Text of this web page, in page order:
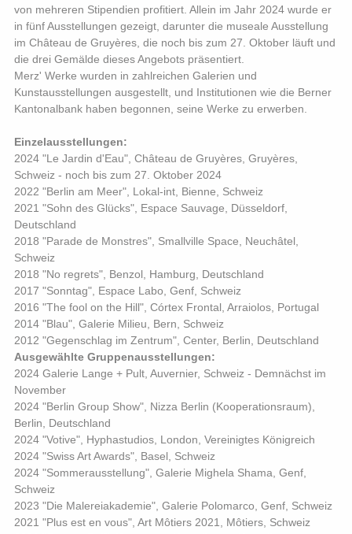
von mehreren Stipendien profitiert. Allein im Jahr 2024 wurde er
in fünf Ausstellungen gezeigt, darunter die museale Ausstellung
im Château de Gruyères, die noch bis zum 27. Oktober läuft und
die drei Gemälde dieses Angebots präsentiert.
Merz' Werke wurden in zahlreichen Galerien und
Kunstausstellungen ausgestellt, und Institutionen wie die Berner
Kantonalbank haben begonnen, seine Werke zu erwerben.
Einzelausstellungen:
2024 "Le Jardin d'Eau", Château de Gruyères, Gruyères,
Schweiz - noch bis zum 27. Oktober 2024
2022 "Berlin am Meer", Lokal-int, Bienne, Schweiz
2021 "Sohn des Glücks", Espace Sauvage, Düsseldorf,
Deutschland
2018 "Parade de Monstres", Smallville Space, Neuchâtel,
Schweiz
2018 "No regrets", Benzol, Hamburg, Deutschland
2017 "Sonntag", Espace Labo, Genf, Schweiz
2016 "The fool on the Hill", Córtex Frontal, Arraiolos, Portugal
2014 "Blau", Galerie Milieu, Bern, Schweiz
2012 "Gegenschlag im Zentrum", Center, Berlin, Deutschland
Ausgewählte Gruppenausstellungen:
2024 Galerie Lange + Pult, Auvernier, Schweiz - Demnächst im
November
2024 "Berlin Group Show", Nizza Berlin (Kooperationsraum),
Berlin, Deutschland
2024 "Votive", Hyphastudios, London, Vereinigtes Königreich
2024 "Swiss Art Awards", Basel, Schweiz
2024 "Sommerausstellung", Galerie Mighela Shama, Genf,
Schweiz
2023 "Die Malereiakademie", Galerie Polomarco, Genf, Schweiz
2021 "Plus est en vous", Art Môtiers 2021, Môtiers, Schweiz